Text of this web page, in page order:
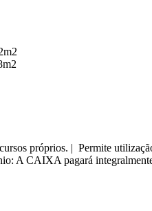
próprios. | Permite
A CAIXA pagará